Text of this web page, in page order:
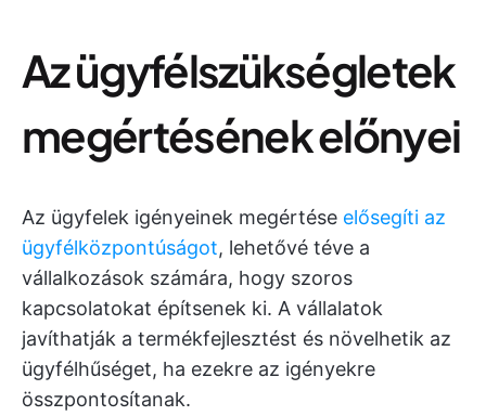
Az ügyfélszükségletek
megértésének előnyei
Az ügyfelek igényeinek megértése elősegíti az
ügyfélközpontúságot, lehetővé téve a
vállalkozások számára, hogy szoros
kapcsolatokat építsenek ki. A vállalatok
javíthatják a termékfejlesztést és növelhetik az
ügyfélhűséget, ha ezekre az igényekre
összpontosítanak.